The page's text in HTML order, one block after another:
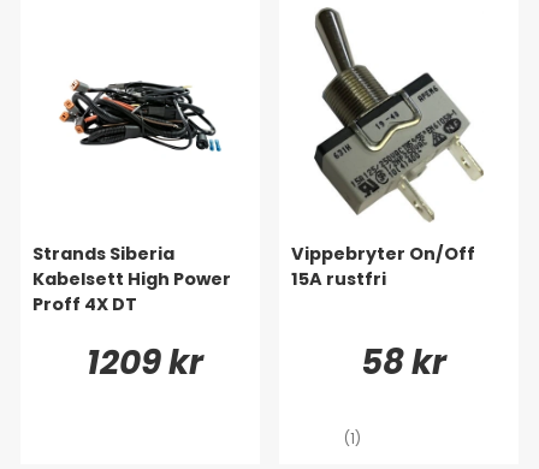
Strands Siberia
Kabelsett High Power
Proff 4X DT
1209 kr
Vippebryter On/Off
15A rustfri
58 kr
(1)